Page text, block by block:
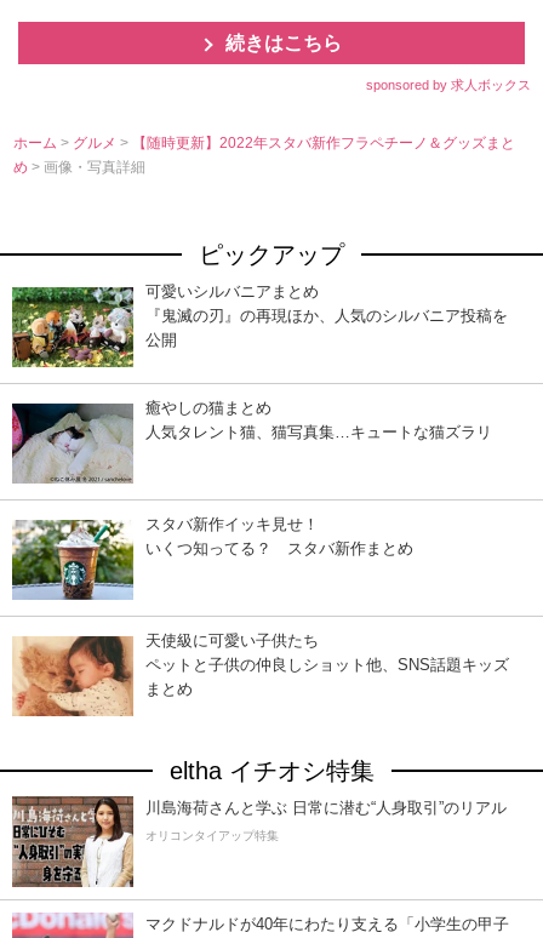
続きはこちら
sponsored by 求人ボックス
ホーム > グルメ>
【随時更新】2022年スタバ新作フラペチーノ＆グッズまと
め> 画像・写真詳細
ピックアップ
可愛いシルバニアまとめ
『鬼滅の刃』の再現ほか、人気のシルバニア投稿を
公開
癒やしの猫まとめ
人気タレント猫、猫写真集…キュートな猫ズラリ
スタバ新作イッキ見せ！
いくつ知ってる？ スタバ新作まとめ
天使級に可愛い子供たち
ペットと子供の仲良しショット他、SNS話題キッズ
まとめ
eltha イチオシ特集
川島海荷さんと学ぶ 日常に潜む“人身取引”のリアル
オリコンタイアップ特集
マクドナルドが40年にわたり支える「小学生の甲子